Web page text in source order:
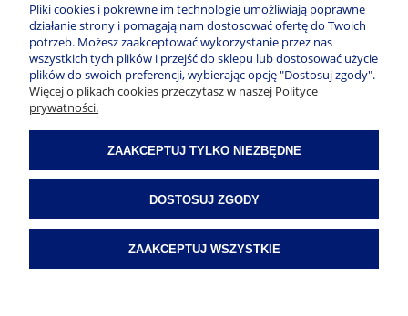
INFORMACJE
O NAS
Pliki cookies i pokrewne im technologie umożliwiają poprawne
działanie strony i pomagają nam dostosować ofertę do Twoich
potrzeb. Możesz zaakceptować wykorzystanie przez nas
wszystkich tych plików i przejść do sklepu lub dostosować użycie
plików do swoich preferencji, wybierając opcję "Dostosuj zgody".
Więcej o plikach cookies przeczytasz w naszej Polityce
prywatności.
ZAAKCEPTUJ TYLKO NIEZBĘDNE
DOSTOSUJ ZGODY
ZAAKCEPTUJ WSZYSTKIE